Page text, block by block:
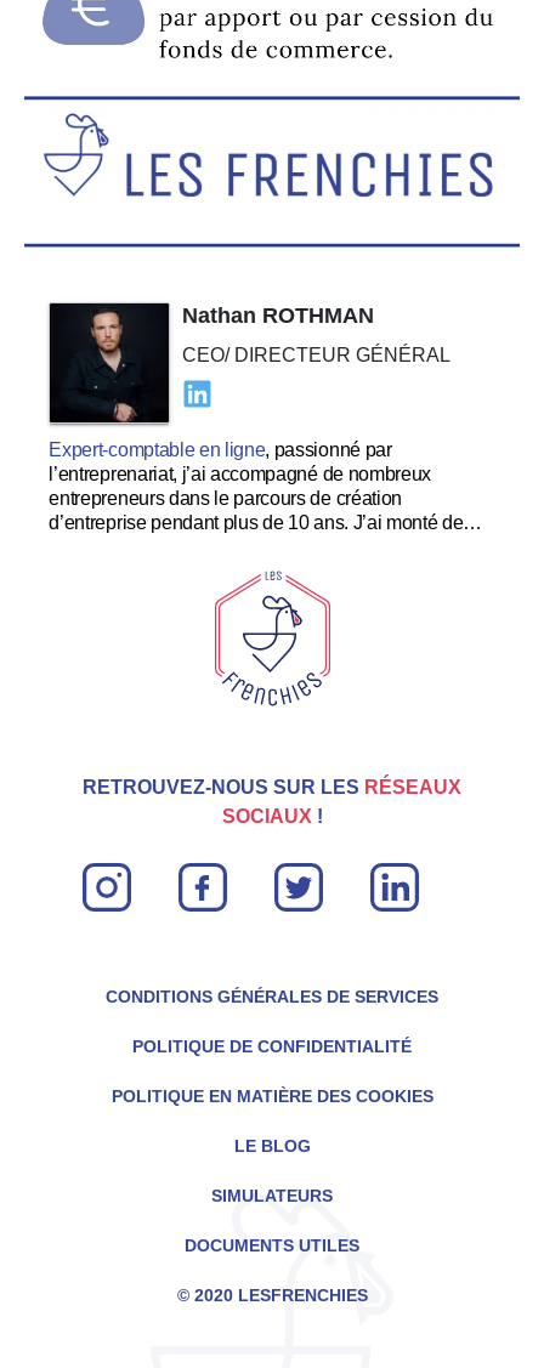
Nathan ROTHMAN
CEO/ DIRECTEUR GÉNÉRAL
Expert-comptable en ligne, passionné par
l’entreprenariat, j’ai accompagné de nombreux
entrepreneurs dans le parcours de création
d’entreprise pendant plus de 10 ans. J’ai monté de
concentrer dans le développement et l’expérience
utilisateur au sein des Tricolores.
RETROUVEZ-NOUS SUR LES RÉSEAUX
SOCIAUX !
instagram facebook twitter linkin
CONDITIONS GÉNÉRALES DE SERVICES
POLITIQUE DE CONFIDENTIALITÉ
POLITIQUE EN MATIÈRE DES COOKIES
LE BLOG
SIMULATEURS
DOCUMENTS UTILES
© 2020 LESFRENCHIES